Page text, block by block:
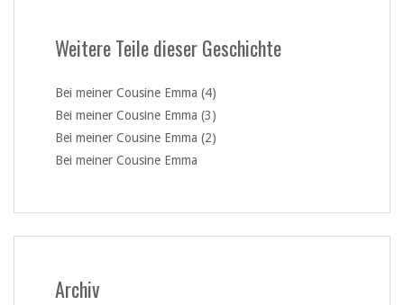
Weitere Teile dieser Geschichte
Bei meiner Cousine Emma (4)
Bei meiner Cousine Emma (3)
Bei meiner Cousine Emma (2)
Bei meiner Cousine Emma
Archiv